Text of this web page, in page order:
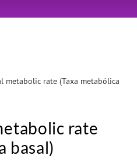
metabolic rate (Taxa metabólica
rate
basal)